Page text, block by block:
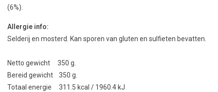
(6%).
Allergie info:
Selderij en mosterd. Kan sporen van gluten en sulfieten bevatten.
Netto gewicht 350 g.
Bereid gewicht 350 g.
Totaal energie 311.5 kcal / 1960.4 kJ